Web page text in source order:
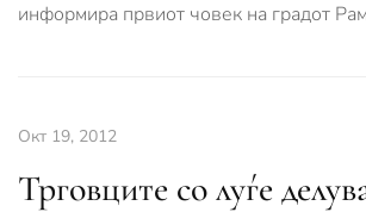
информира првиот човек на градот
Окт 19, 2012
Трговците со луѓе